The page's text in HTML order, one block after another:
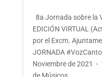
8a Jornada sobre la
EDICIÓN VIRTUAL
por el Excm.
JORNADA
Noviembre de 2021